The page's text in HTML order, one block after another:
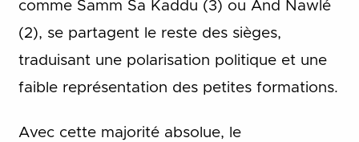
comme Samm Sa Kaddu (3) ou And Nawlé
(2), se partagent le reste des sièges,
traduisant une polarisation politique et une
faible représentation des petites formations.
Avec cette majorité absolue, le